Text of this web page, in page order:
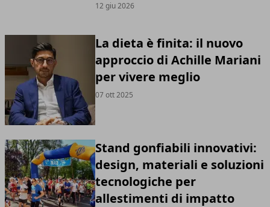
12 giu 2026
La dieta è finita: il nuovo
approccio di Achille Mariani
per vivere meglio
07 ott 2025
Stand gonfiabili innovativi:
design, materiali e soluzioni
tecnologiche per
allestimenti di impatto